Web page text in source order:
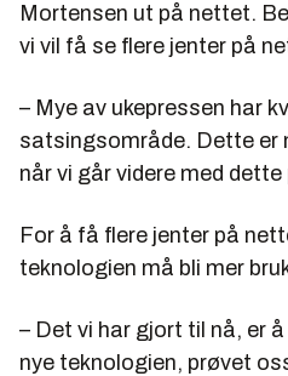
Mortensen ut på nettet.
vi vil få se flere jenter på
– Mye av ukepressen har
satsingsområde. Dette er
når vi går videre med
For å få flere jenter på
teknologien må bli mer
– Det vi har gjort til nå, er
nye teknologien, prøvet